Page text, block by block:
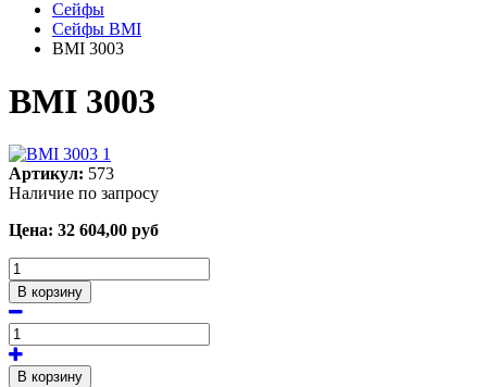
Сейфы
Сейфы ВМI
ВМI 3003
ВМI 3003
Артикул: 573
Наличие по запросу
Цена: 32 604,00 руб
В корзину
В корзину